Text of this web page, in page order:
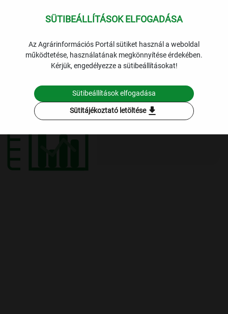
Halgazdálkodás expand_more Lekérdezések
Külkereskedelem Halászati termékek forgalmának egyenlege
Szűrési feltételek
Adatmegjelenítés típusa
SÜTIBEÁLLÍTÁSOK ELFOGADÁSA
Az Agrárinformációs Portál sütiket használ a weboldal
működtetése, használatának megkönnyítése érdekében.
Kérjük, engedélyezze a sütibeállításokat!
Sütibeállítások elfogadása
Sütitájékoztató letöltésedownload